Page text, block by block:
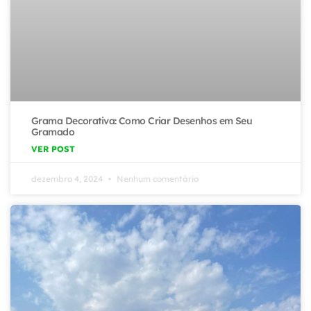
Grama Decorativa: Como Criar Desenhos em Seu
Gramado
VER POST
dezembro 4, 2024 Nenhum comentário